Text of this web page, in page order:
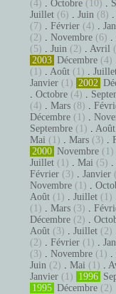
(4) . Octobre (10) .
Juillet (6) . Juin (8) .
(7) . Février (4) .
(2) . Novembre (6) .
(5) . Juin (2) . Avril
2003 Décembre (4)
(1) . Août (1) .
Janvier (1) 2002
. Octobre (4) .
(4) . Mars (8) .
Décembre (1) .
Septembre (1) . Août
Mai (1) . Mars (3) .
2000 Novembre (1)
Juillet (1) . Mai (5) .
Février (3) . Janvier
Novembre (1) .
Août (1) . Juillet (1)
(1) . Mars (3) .
Décembre (2) .
Août (3) . Juillet (2)
(2) . Février (1) .
(3) . Novembre (1) .
Juin (2) . Mai (1) .
Janvier (1) 1996
1995 Décembre (2)